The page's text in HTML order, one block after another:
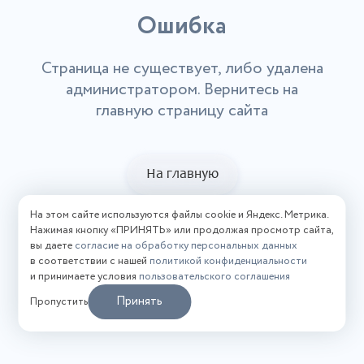
Ошибка
Страница не существует, либо удалена
администратором. Вернитесь на
главную страницу сайта
На главную
На этом сайте используются файлы cookie и Яндекс. Метрика.
Нажимая кнопку «ПРИНЯТЬ» или продолжая просмотр сайта,
вы даете согласие на обработку персональных данных
в соответствии с нашей политикой конфиденциальности
и принимаете условия пользовательского соглашения
Пропустить
Принять